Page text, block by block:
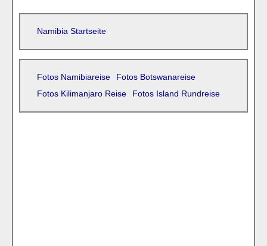
Namibia Startseite
Fotos Namibiareise
Fotos Botswanareise
Fotos Kilimanjaro Reise
Fotos Island Rundreise